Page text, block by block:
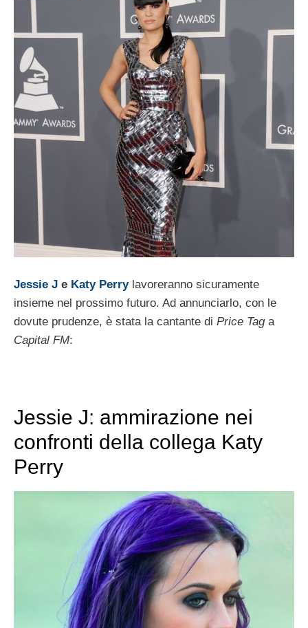
Jessie J e Katy Perrylavoreranno sicuramente
insieme nel prossimo futuro. Ad annunciarlo, con le
dovute prudenze, è stata la cantante di Price Taga
Capital FM:
Jessie J: ammirazione nei
confronti della collega Katy
Perry